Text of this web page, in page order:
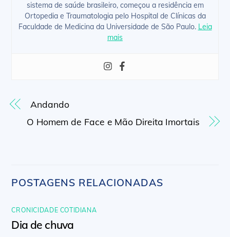
sistema de saúde brasileiro, começou a residência em
Ortopedia e Traumatologia pelo Hospital de Clínicas da
Faculdade de Medicina da Universidade de São Paulo. Leia
mais
Andando
O Homem de Face e Mão Direita Imortais
POSTAGENS RELACIONADAS
CRONICIDADE COTIDIANA
Dia de chuva